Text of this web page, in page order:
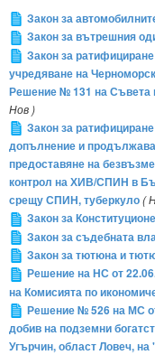
Закон за
Закон за вътрешния
Закон за
учредяване на
Решение № 131 на Съвета
Нов )
Закон за
допълнение и
предоставяне на
контрол на ХИВ/СПИН в
срещу СПИН, туберкуло(
Закон за
Закон за съдебната
Закон за тютюна и
Решение на НС от
на Комисията по
Решение № 526 на МС
добив на подземни
Угърчин, област Ловеч,